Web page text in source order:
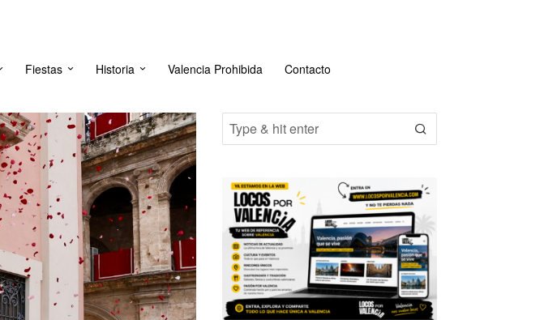
Fiestas Historia Valencia Prohibida Contacto